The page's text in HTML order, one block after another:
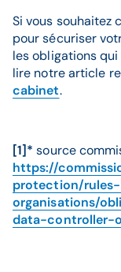
Si vous souhaitez
pour sécuriser
les obligations
lire notre article
cabinet.
[1]*source
https://
protection/
organisations/
data-controller-